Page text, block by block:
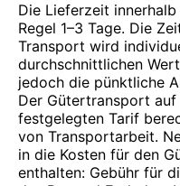
Die Lieferzeit
Regel 1–3 Tage. Die
Transport wird
durchschnittlichen
jedoch die pünktliche
Der Gütertransport
festgelegten Tarif
von Transportarbeit.
in die Kosten für den
enthalten: Gebühr für